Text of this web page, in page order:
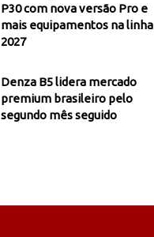
P30 com nova versão Pro e
mais equipamentos na linha
2027
Denza B5 lidera mercado
premium brasileiro pelo
segundo mês seguido